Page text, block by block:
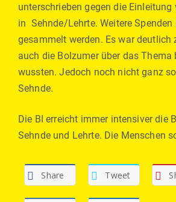
unterschrieben gegen die Einleitung
in Sehnde/Lehrte. Weitere Spenden
gesammelt werden. Es war deutlich
auch die Bolzumer über das Thema
wussten. Jedoch noch nicht ganz
Sehnde.
Die BI erreicht immer intensiver die
Sehnde und Lehrte. Die Menschen
Share Tweet